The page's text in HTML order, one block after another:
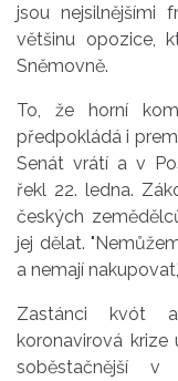
jsou nejsilnějšími
většinu opozice,
Sněmovně.
To, že horní
předpokládá i
Senát vrátí a v
řekl 22. ledna.
českých
jej dělat.
a nemají
Zastánci kvót
koronavirová krize
soběstačnější